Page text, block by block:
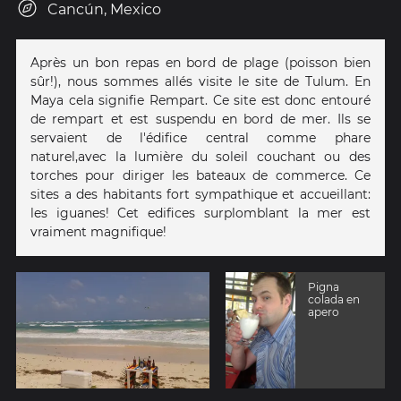
Cancún, Mexico
Après un bon repas en bord de plage (poisson bien
sûr!), nous sommes allés visite le site de Tulum. En
Maya cela signifie Rempart. Ce site est donc entouré
de rempart et est suspendu en bord de mer. Ils se
servaient de l'édifice central comme phare
naturel,avec la lumière du soleil couchant ou des
torches pour diriger les bateaux de commerce. Ce
sites a des habitants fort sympathique et accueillant:
les iguanes! Cet edifices surplomblant la mer est
vraiment magnifique!
Pigna
colada en
apero